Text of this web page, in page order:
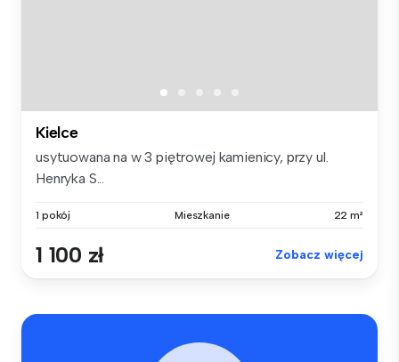
Kielce
usytuowana na w 3 piętrowej kamienicy, przy ul.
Henryka S...
1 pokój Mieszkanie 22 m²
1 100 zł Zobacz więcej